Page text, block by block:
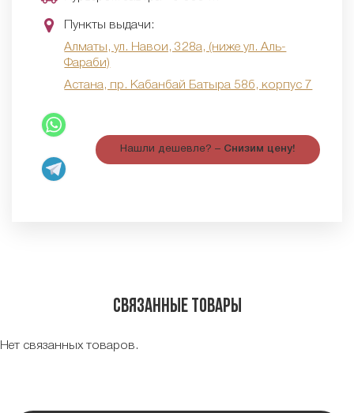
Пункты выдачи:
Алматы, ул. Навои, 328а, (ниже ул. Аль-
Фараби)
Астана, пр. Кабанбай Батыра 58б, корпус 7
Нашли дешевле? – Снизим цену!
Связанные товары
Нет связанных товаров.